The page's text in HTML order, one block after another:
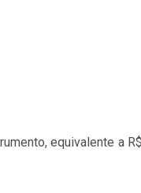
equivalente a